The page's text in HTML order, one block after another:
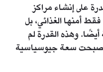
على إنشاء مراكز
أمنها الغذائي، بل
أيضًا. وهذه القدرة لم
أصبحت سعة جيوسياسية